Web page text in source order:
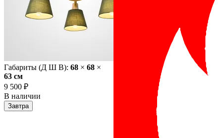
Габариты (Д Ш В): 68 × 68 ×
63 cм
9 500 ₽
В наличии
Завтра